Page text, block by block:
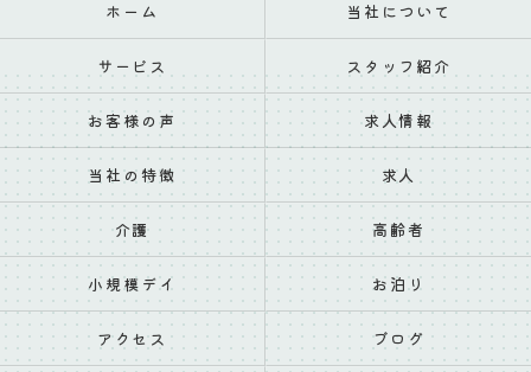
ホーム 当社について
サービス スタッフ紹介
お客様の声 求人情報
当社の特徴 求人
介護 高齢者
小規模デイ お泊り
アクセス ブログ